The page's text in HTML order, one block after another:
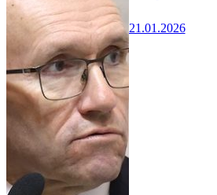
21.01.2026